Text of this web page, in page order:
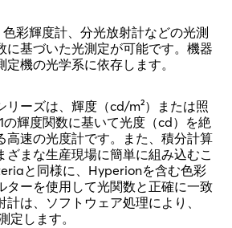
彩輝度計、分光放射計などの光測
に基づいた光測定が可能です。機器
機の光学系に依存します。
ーズは、輝度（cd/m²）または照
の輝度関数に基いて光度（cd）を絶
高速の光度計です。また、積分計算
ざまな生産現場に簡単に組み込むこ
と同様に、Hyperionを含む色彩
ターを使用して光関数と正確に一致
計は、ソフトウェア処理により、
定します。